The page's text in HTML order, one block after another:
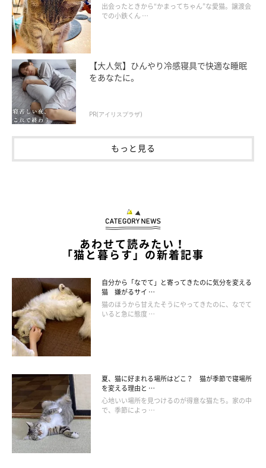
幸い、ステロイド剤などの薬が効き、3週間かけて徐々に回復。
その後も症状が出るたびに投薬をして、症状は安定。今はこれま
で通りに歩くことができます」（神奈川県 K.Aさん）
愛猫が発症して初めて知った病気3.大腿骨頭
すべり症
出会ったときから“かまってちゃん”な愛猫。譲渡会
での小鉄くん …
【大人気】ひんやり冷感寝具で快適な睡眠
をあなたに。
PR(アイリスプラザ)
もっと見る
あわせて読みたい！
「猫と暮らす」の新着記事
自分から「なでて」と寄ってきたのに気分を変える
猫 嫌がるサイ …
猫のほうから甘えたそうにやってきたのに、なでて
いると急に態度 …
夏、猫に好まれる場所はどこ？ 猫が季節で寝場所
を変える理由と …
心地いい場所を見つけるのが得意な猫たち。家の中
で、季節によっ …